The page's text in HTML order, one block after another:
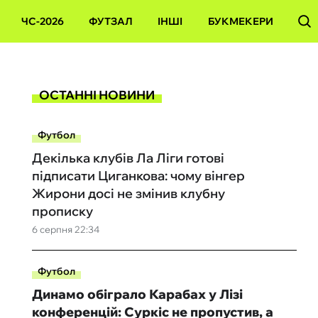
ЧС-2026 ФУТЗАЛ ІНШІ БУКМЕКЕРИ
ОСТАННІ НОВИНИ
Футбол
6 серпня 22:34
Декілька клубів Ла Ліги готові
підписати Циганкова: чому вінгер
Жирони досі не змінив клубну
прописку
Футбол
Динамо обіграло Карабах у Лізі
конференцій: Суркіс не пропустив, а